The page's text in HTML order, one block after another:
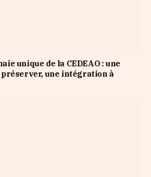
unique de la CEDEAO : une
une intégration à